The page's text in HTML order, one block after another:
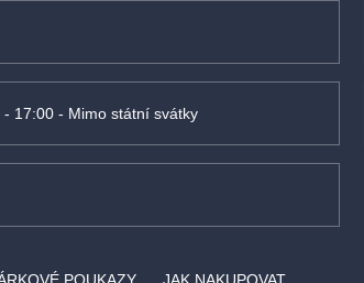
- 17:00 - Mimo státní svátky